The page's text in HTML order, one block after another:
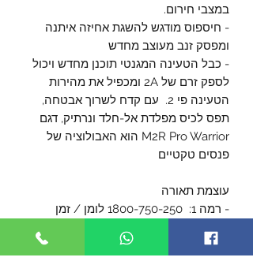
במצבי חירום.
- חיספוס מודגש להשגת אחיזה איתנה
ומפסק זנב מעוצב מחדש
- כבל הטעינה המגנטי תוכנן מחדש ויכול
לספק זרם של 2A ומכפיל את מהירות
הטעינה פי 2. עם קדח לשרוך אבטחה,
תפס לכיס מפלדת אל-חלד ונרתיק, דגם
M2R Pro Warrior הוא האבולוציה של
פנסים טקטיים
עוצמת תאורה
- רמה 1: 1800-750-250 לומן / זמן
- רמה 2: 250-750 לומן / 40-60 דקות,